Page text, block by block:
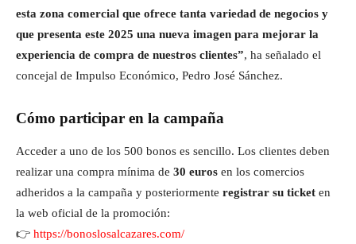
esta zona comercial que ofrece tanta variedad de negocios y
que presenta este 2025 una nueva imagen para mejorar la
experiencia de compra de nuestros clientes”, ha señalado el
concejal de Impulso Económico, Pedro José Sánchez.
Cómo participar en la campaña
Acceder a uno de los 500 bonos es sencillo. Los clientes deben
realizar una compra mínima de 30 euros en los comercios
adheridos a la campaña y posteriormente registrar su ticket en
la web oficial de la promoción:
👉 https://bonoslosalcazares.com/